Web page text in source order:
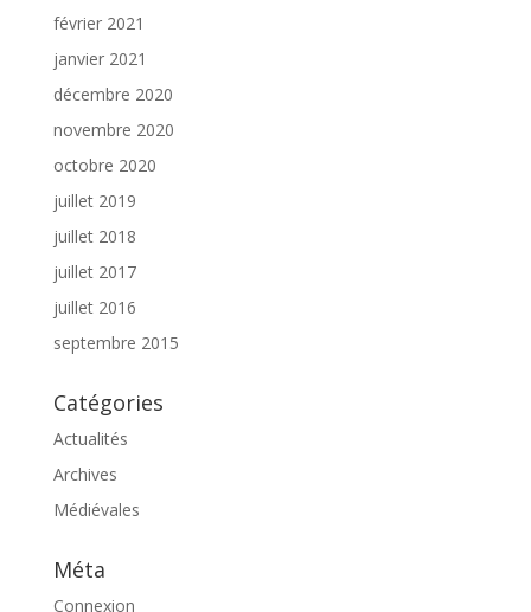
février 2021
janvier 2021
décembre 2020
novembre 2020
octobre 2020
juillet 2019
juillet 2018
juillet 2017
juillet 2016
septembre 2015
Catégories
Actualités
Archives
Médiévales
Méta
Connexion